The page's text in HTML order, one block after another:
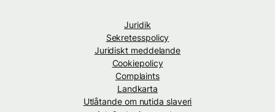
Juridik
Sekretesspolicy
Juridiskt meddelande
Cookiepolicy
Complaints
Landkarta
Utlåtande om nutida slaveri